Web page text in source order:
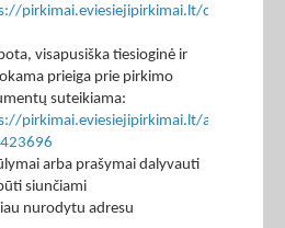
pirkimai.eviesiejipirkimai.lt/ctm/
visapusiška tiesioginė ir
prieiga prie pirkimo
suteikiama:
pirkimai.eviesiejipirkimai.lt/app/rfq/
arba prašymai dalyvauti
siunčiami
nurodytu adresu